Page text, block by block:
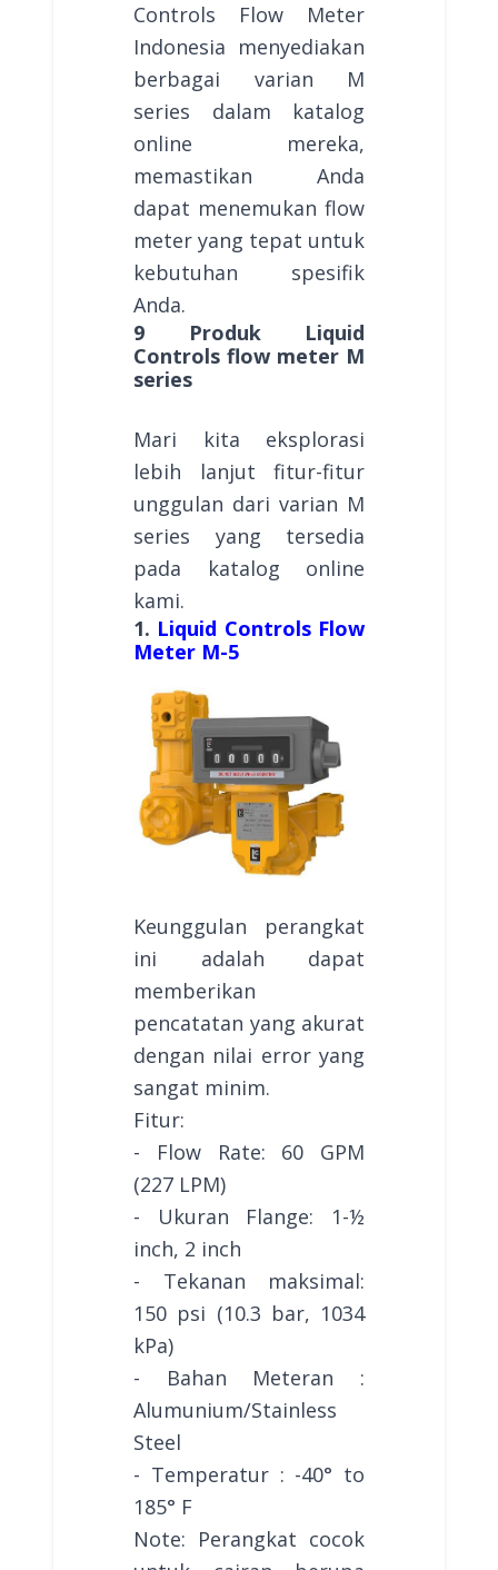
Controls Flow Meter
Indonesia menyediakan
berbagai varian M
series dalam katalog
online mereka,
memastikan Anda
dapat menemukan flow
meter yang tepat untuk
kebutuhan spesifik
Anda.
9 Produk Liquid
Controls flow meter M
series
Mari kita eksplorasi
lebih lanjut fitur-fitur
unggulan dari varian M
series yang tersedia
pada katalog online
kami.
1. Liquid Controls Flow
Meter M-5
Keunggulan perangkat
ini adalah dapat
memberikan
pencatatan yang akurat
dengan nilai error yang
sangat minim.
Fitur:
- Flow Rate: 60 GPM
(227 LPM)
- Ukuran Flange: 1-½
inch, 2 inch
- Tekanan maksimal:
150 psi (10.3 bar, 1034
kPa)
- Bahan Meteran :
Alumunium/Stainless
Steel
- Temperatur : -40° to
185° F
Note: Perangkat cocok